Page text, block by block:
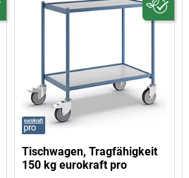
Tischwagen, Tragfähigkeit
150 kg eurokraft pro